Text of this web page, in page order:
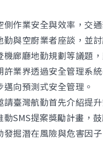
作業安全與效率，交
勤與空廚業者座談，並
機廊廳地勤規劃等議題
許業界透過安全管理系
向預測式安全管理。
臺灣航勤首先介紹提
動SMS提案獎勵計畫，
發掘潛在風險與危害因